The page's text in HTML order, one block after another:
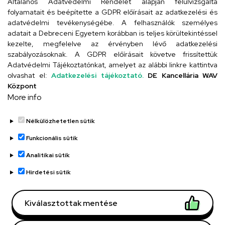
Szervezeti telefonkönyv
UD telefonkönyv
Adatvédelem
Adatvédelem
Régi oldal
Technikai információk
folyamatait és beépítette a GDPR előírásait az adatkezelési és
adatvédelmi tevékenységébe. A felhasználók személyes
adatait a Debreceni Egyetem korábban is teljes körültekintéssel
kezelte, megfelelve az érvényben lévő adatkezelési
szabályozásoknak. A GDPR előírásait követve frissítettük
Adatvédelmi Tájékoztatónkat, amelyet az alábbi linkre kattintva
olvashat el: Adatkezelési tájékoztató. DE Kancellária WAV
Központ
More info
Nélkülözhetetlen sütik
Funkcionális sütik
Analitikai sütik
Hirdetési sütik
Kiválasztottak mentése